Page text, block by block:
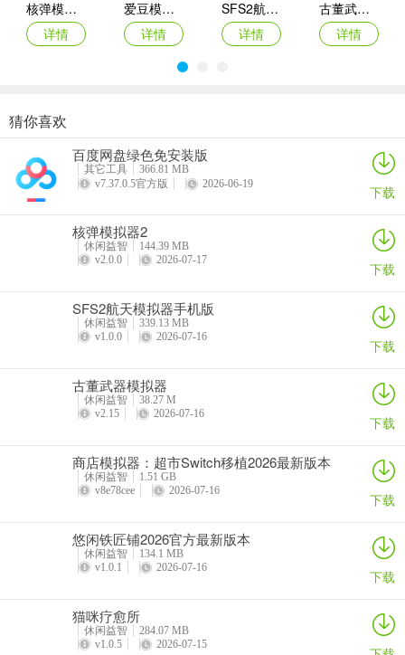
别还能收获更多硬币。
至于哪个更好，就看你的喜好啦。如果你喜欢亲自动手设计整个家的
布局和装饰，家居设计更适合你；要是你钟情于通过填色来展现创
乐趣。
核弹模拟器2
详情
爱豆模拟器最新版
详情
SFS2航天模拟器手机版
详情
古董武器模拟器
详情
商店模拟器：超市Switch移植2026最新版本
详情
悠闲铁匠铺2026官方最新版本
详情
猫咪疗愈所
寒窗志
猜你喜欢
百度网盘绿色免安装版
其它工具
366.81 MB
v7.37.0.5官方版
2026-06-19 下载
核弹模拟器2
休闲益智
144.39 MB
v2.0.0
2026-07-17 下载
SFS2航天模拟器手机版
休闲益智
339.13 MB
v1.0.0
2026-07-16 下载
古董武器模拟器
休闲益智
38.27 M
v2.15
2026-07-16 下载
商店模拟器：超市Switch移植2026最新版本
休闲益智
1.51 GB
v8e78cee
2026-07-16 下载
悠闲铁匠铺2026官方最新版本
休闲益智
134.1 MB
v1.0.1
2026-07-16 下载
猫咪疗愈所
休闲益智
284.07 MB
v1.0.5
2026-07-15